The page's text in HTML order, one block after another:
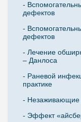
-
дефектов
-
дефектов
- Лечение
– Данлоса
- Раневой
практике
- Незаживающие
- Эффект